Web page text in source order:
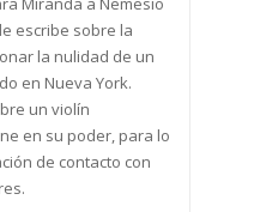
escribe sobre la
la nulidad de un
en Nueva York.
un violín
en su poder, para lo
de contacto con